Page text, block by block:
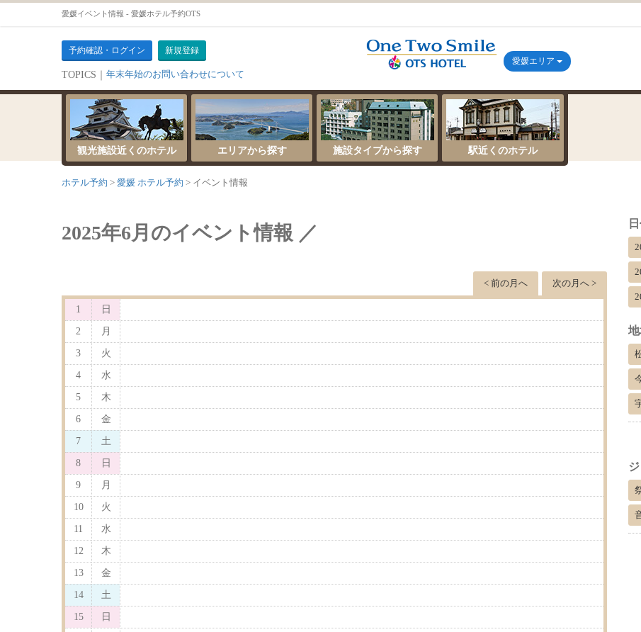
愛媛イベント情報 - 愛媛ホテル予約OTS
予約確認・ログイン 新規登録
TOPICS｜ 年末年始のお問い合わせについて
サーバーメンテナンスのお知らせ
愛媛エリア
観光施設近くのホテル エリアから探す 施設タイプから探す 駅近くのホテル
ホテル予約 愛媛 ホテル予約 イベント情報
2025年6月のイベント情報 ／
次の月へ >
< 前の月へ
1 日
2 月
3 火
4 水
5 木
6 金
7 土
8 日
9 月
10 火
11 水
12 木
13 金
14 土
15 日